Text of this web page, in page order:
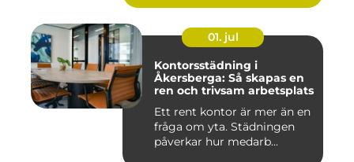
01. jul
Kontorsstädning i
Åkersberga: Så skapas en
ren och trivsam arbetsplats
Ett rent kontor är mer än en
fråga om yta. Städningen
påverkar hur medarb...